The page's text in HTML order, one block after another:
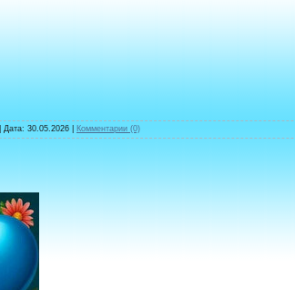
| Дата: 30.05.2026 Комментарии (0)